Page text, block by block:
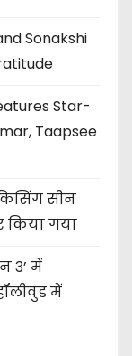
Sonakshi
Star-
Taapsee
सीन
किया गया
3’ में
में